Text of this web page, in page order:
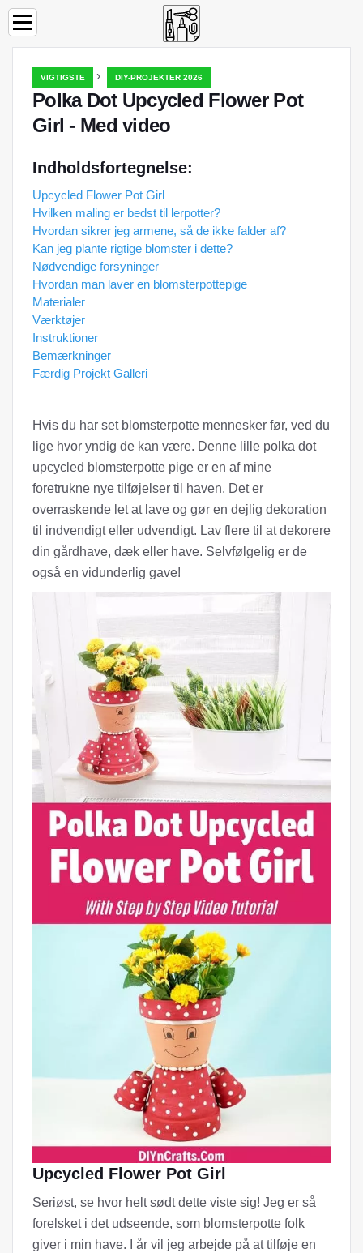
VIGTIGSTE › DIY-PROJEKTER 2026
Polka Dot Upcycled Flower Pot
Girl - Med video
Indholdsfortegnelse:
Upcycled Flower Pot Girl
Hvilken maling er bedst til lerpotter?
Hvordan sikrer jeg armene, så de ikke falder af?
Kan jeg plante rigtige blomster i dette?
Nødvendige forsyninger
Hvordan man laver en blomsterpottepige
Materialer
Værktøjer
Instruktioner
Bemærkninger
Færdig Projekt Galleri
Hvis du har set blomsterpotte mennesker før, ved du
lige hvor yndig de kan være. Denne lille polka dot
upcycled blomsterpotte pige er en af ​​mine
foretrukne nye tilføjelser til haven. Det er
overraskende let at lave og gør en dejlig dekoration
til indvendigt eller udvendigt. Lav flere til at dekorere
din gårdhave, dæk eller have. Selvfølgelig er de
også en vidunderlig gave!
Upcycled Flower Pot Girl
Seriøst, se hvor helt sødt dette viste sig! Jeg er så
forelsket i det udseende, som blomsterpotte folk
giver i min have. I år vil jeg arbejde på at tilføje en